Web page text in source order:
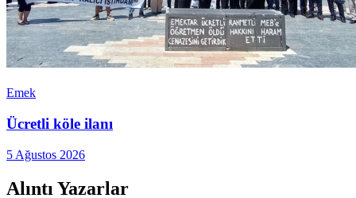
Emek
Ücretli köle ilanı
5 Ağustos 2026
Alıntı Yazarlar